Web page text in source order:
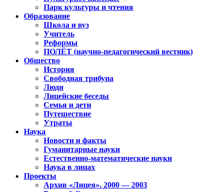
Парк культуры и чтения
Образование
Школа и вуз
Учитель
Реформы
ПОЛЁТ (научно-педагогический вестник)
Общество
История
Свободная трибуна
Люди
Лицейские беседы
Семья и дети
Путешествие
Утраты
Наука
Новости и факты
Гуманитарные науки
Естественно-математические науки
Наука в лицах
Проекты
Архив «Лицея». 2000 — 2003